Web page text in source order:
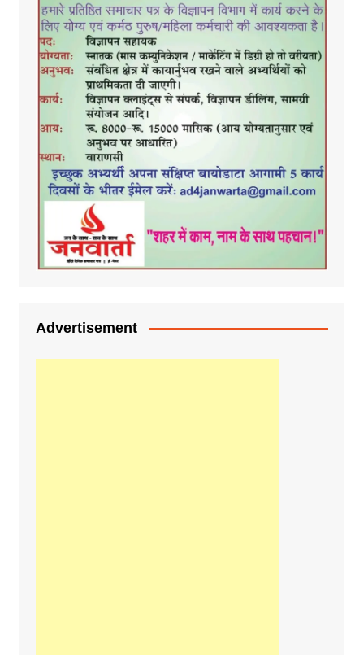
Advertisement